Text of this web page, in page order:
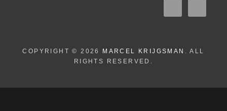
COPYRIGHT © 2026 MARCEL KRIJGSMAN . ALL
RIGHTS RESERVED.